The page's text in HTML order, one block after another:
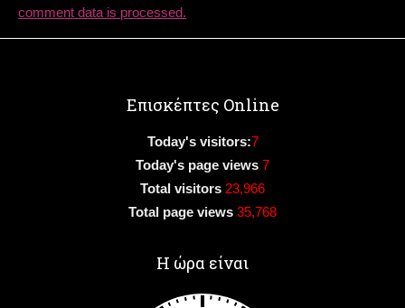
comment data is processed.
Επισκέπτες Online
Today's visitors:7
Today's page views 7
Total visitors 23,966
Total page views 35,768
Η ώρα είναι